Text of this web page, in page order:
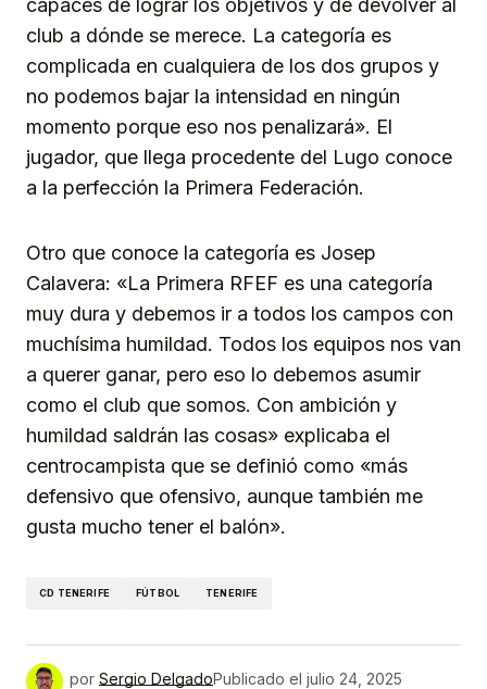
capaces de lograr los objetivos y de devolver al
club a dónde se merece. La categoría es
complicada en cualquiera de los dos grupos y
no podemos bajar la intensidad en ningún
momento porque eso nos penalizará». El
jugador, que llega procedente del Lugo conoce
a la perfección la Primera Federación.
Otro que conoce la categoría es Josep
Calavera: «La Primera RFEF es una categoría
muy dura y debemos ir a todos los campos con
muchísima humildad. Todos los equipos nos van
a querer ganar, pero eso lo debemos asumir
como el club que somos. Con ambición y
humildad saldrán las cosas» explicaba el
centrocampista que se definió como «más
defensivo que ofensivo, aunque también me
gusta mucho tener el balón».
CD TENERIFE FÚTBOL TENERIFE
por Sergio DelgadoPublicado el julio 24, 2025